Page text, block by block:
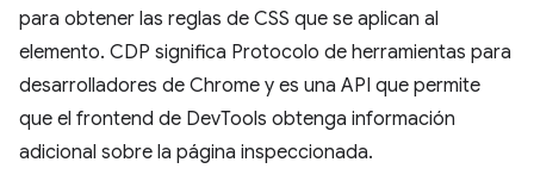
para obtener las reglas de CSS que se aplican al
elemento. CDP significa Protocolo de herramientas para
desarrolladores de Chrome y es una API que permite
que el frontend de DevTools obtenga información
adicional sobre la página inspeccionada.